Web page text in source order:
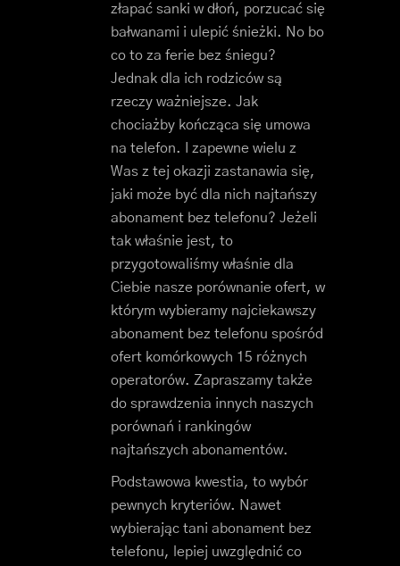
złapać sanki w dłoń, porzucać się
bałwanami i ulepić śnieżki. No bo
co to za ferie bez śniegu?
Jednak dla ich rodziców są
rzeczy ważniejsze. Jak
chociażby kończąca się umowa
na telefon. I zapewne wielu z
Was z tej okazji zastanawia się,
jaki może być dla nich najtańszy
abonament bez telefonu? Jeżeli
tak właśnie jest, to
przygotowaliśmy właśnie dla
Ciebie nasze porównanie ofert, w
którym wybieramy najciekawszy
abonament bez telefonu spośród
ofert komórkowych 15 różnych
operatorów. Zapraszamy także
do sprawdzenia innych naszych
porównań i rankingów
najtańszych abonamentów.
Podstawowa kwestia, to wybór
pewnych kryteriów. Nawet
wybierając tani abonament bez
telefonu, lepiej uwzględnić co